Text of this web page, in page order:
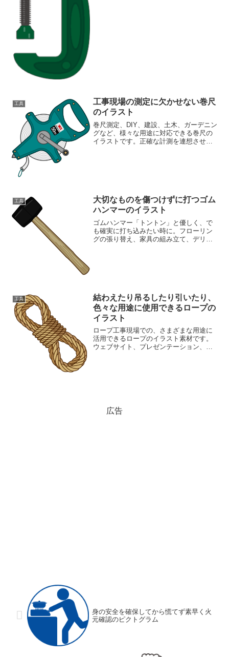
工具
工事現場の測定に欠かせない巻尺
のイラスト
巻尺測定、DIY、建設、土木、ガーデニン
グなど、様々な用途に対応できる巻尺の
イラストです。正確な計測を連想させ、
工具
大切なものを傷つけずに打つゴム
ハンマーのイラスト
ゴムハンマー「トントン」と優しく、で
も確実に打ち込みたい時に。フローリン
グの張り替え、家具の組み立て、デリケ
工具
結わえたり吊るしたり引いたり、
色々な用途に使用できるロープの
イラスト
ロープ工事現場での、さまざまな用途に
活用できるロープのイラスト素材です。
ウェブサイト、プレゼンテーション、印
広告
身の安全を確保してから慌てず素早く火
元確認のピクトグラム